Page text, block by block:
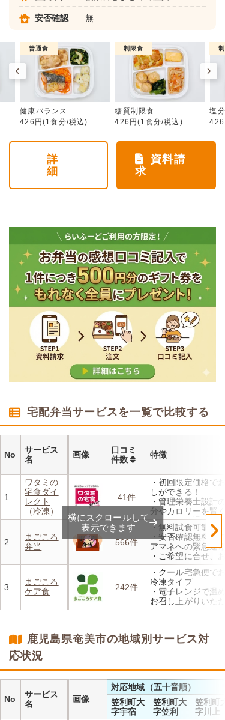
安否確認 無
普通食
健康バランス
426円(1食分/税込)
制限食
糖質制限食
426円(1食分/税込)
塩
詳
細
資料請
求
宅配弁当サービスを一覧で比較する
No
サービス
名
画像
口コミ
件数
特徴
1
ワタミの
宅食ダイ
レクト
（冷凍）
41件
・初回限定価格で
しができる！
・管理栄養士設計
分やカロリーを賢く
・レンジで温めるだ
使わず安全で片付
・豊富な献立で毎
飽きることなく楽
2
まごころ
弁当
566件
・無料試食可能
・安否確認無料 ご
アマネへの緊急連絡
・ご希望に合せ、
食、アレルギーに無
・1回だけ、1食だ
もOK
3
まごころ
ケア食
242件
・クール宅急便で
冷凍タイプ
・電子レンジで温
お召し上がりいただ
・メニューの組み
んと20％OFF！
横にスクロールして
表示できます
鹿児島県奄美市の地域別サービス対
応状況
No
サービス
名
画像
対応地域（五十音順）
笠利町大
字宇宿
笠利町大
字笠利
笠利町大
字川上